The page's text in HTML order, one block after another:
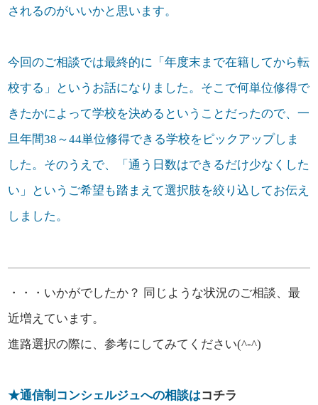
されるのがいいかと思います。
今回のご相談では最終的に「年度末まで在籍してから転
校する」というお話になりました。そこで何単位修得で
きたかによって学校を決めるということだったので、一
旦年間38～44単位修得できる学校をピックアップしま
した。そのうえで、「通う日数はできるだけ少なくした
い」というご希望も踏まえて選択肢を絞り込してお伝え
しました。
・・・いかがでしたか？ 同じような状況のご相談、最
近増えています。
進路選択の際に、参考にしてみてください(^-^)
★通信制コンシェルジュへの相談はコチラ